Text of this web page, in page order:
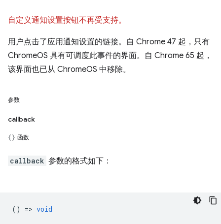
自定义通知设置按钮不再受支持。
用户点击了应用通知设置的链接。自 Chrome 47 起，只有
ChromeOS 具有可调度此事件的界面。自 Chrome 65 起，
该界面也已从 ChromeOS 中移除。
参数
callback
函数
callback 参数的格式如下：
() => void